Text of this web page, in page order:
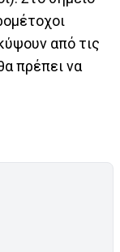
από τις
πρέπει να